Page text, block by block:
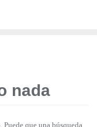
nada
Puede que una búsqueda